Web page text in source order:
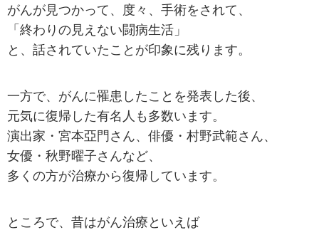
がんが見つかって、度々、手術をされて、
「終わりの見えない闘病生活」
と、話されていたことが印象に残ります。
一方で、がんに罹患したことを発表した後、
元気に復帰した有名人も多数います。
演出家・宮本亞門さん、俳優・村野武範さん、
女優・秋野曜子さんなど、
多くの方が治療から復帰しています。
ところで、昔はがん治療といえば